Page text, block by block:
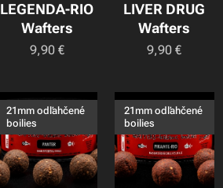
LEGENDA-RIO
Wafters
9,90€
LIVER DRUG
Wafters
9,90 €
21mm odľahčené
boilies
21mm odľahčené
boilies